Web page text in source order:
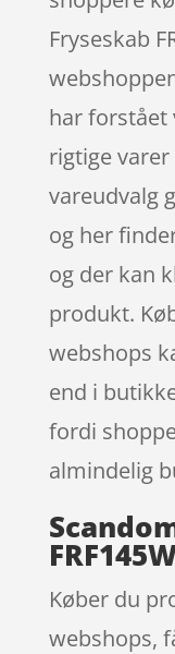
Fryseskab
har forstået
rigtige
vareudvalg
og her
og der kan
produkt.
webshops
end i
fordi
almindelig
Køber du
webshops,